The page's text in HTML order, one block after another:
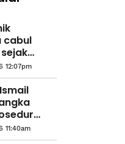
cabul
12:07pm
jantung
11:40am